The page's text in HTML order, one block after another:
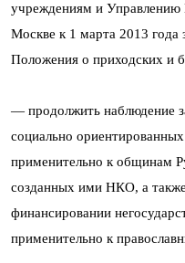
учреждениям и Управлению
Москве к 1 марта 2013 года
Положения о приходских и
— продолжить наблюдение
социально
применительно к общинам
созданных ими НКО, а также
финансировании
применительно к